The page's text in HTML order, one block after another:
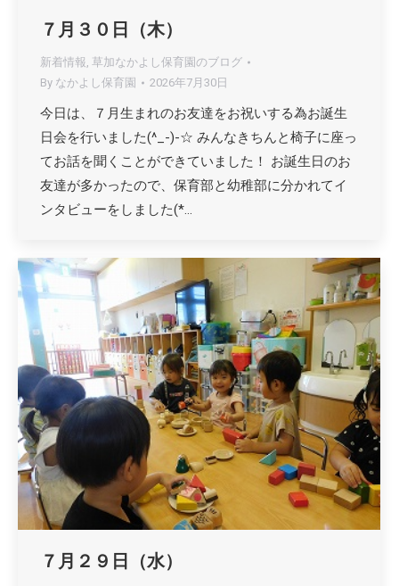
７月３０日（木）
新着情報, 草加なかよし保育園のブログ
By なかよし保育園 2026年7月30日
今日は、７月生まれのお友達をお祝いする為お誕生
日会を行いました(^_-)-☆ みんなきちんと椅子に座っ
てお話を聞くことができていました！ お誕生日のお
友達が多かったので、保育部と幼稚部に分かれてイ
ンタビューをしました(*…
７月２９日（水）